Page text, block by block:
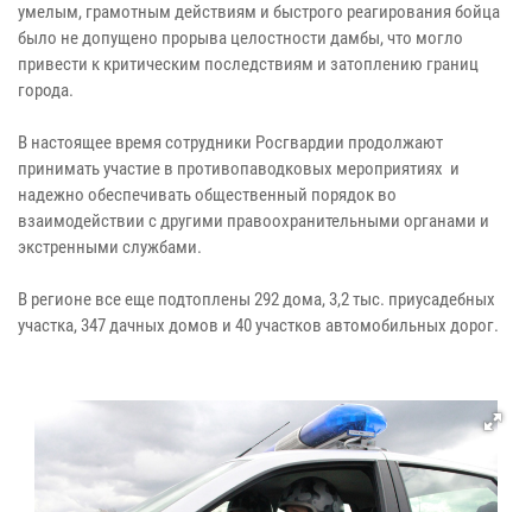
умелым, грамотным действиям и быстрого реагирования бойца
было не допущено прорыва целостности дамбы, что могло
привести к критическим последствиям и затоплению границ
города.
В настоящее время сотрудники Росгвардии продолжают
принимать участие в противопаводковых мероприятиях и
надежно обеспечивать общественный порядок во
взаимодействии с другими правоохранительными органами и
экстренными службами.
В регионе все еще подтоплены 292 дома, 3,2 тыс. приусадебных
участка, 347 дачных домов и 40 участков автомобильных дорог.